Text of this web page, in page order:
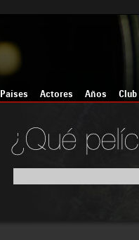
Países Actores Años Club